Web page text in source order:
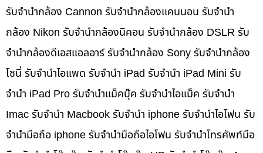
รับจำนำกล้อง Cannon รับจำนำกล้องแคนนอน รับจำนำ
กล้อง Nikon รับจำนำกล้องนิคอน รับจำนำกล้อง DSLR รับ
จำนำกล้องดีเอสแอลอาร์ รับจำนำกล้อง Sony รับจำนำกล้อง
โซนี่ รับจำนำไอแพด รับจำนำ iPad รับจำนำ iPad Mini รับ
จำนำ iPad Pro รับจำนำแม็คบุ๊ค รับจำนำไอแม็ค รับจำนำ
Imac รับจำนำ Macbook รับจำนำ iphone รับจำนำไอโฟน รับ
จำนำมือถือ iphone รับจำนำมือถือไอโฟน รับจำนำโทรศัพท์มือ